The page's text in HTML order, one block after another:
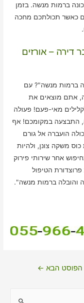
ברמות מנשה. בזמן
כאשר תכולתכם מחכה
דירה – אורזים
ברמות מנשה"? עם
אתם מוצאים את
מאי-פעם! פעולה
התבצעה במקומכם! אף
הועברה אל גורם
משקה צונן, ולהיות
אחר שירותי פירוק
פרוצדורת הטיפול
והובלה ברמות מנשה".
הפוסט הבא ←